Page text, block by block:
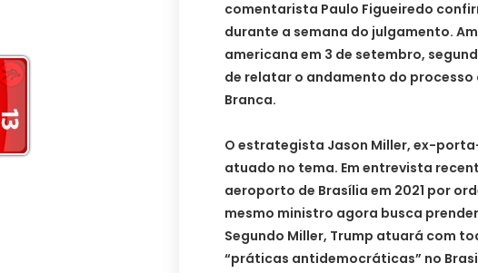
comentarista Paulo Figueiredo
durante a semana do julgamento.
americana em 3 de setembro,
de relatar o andamento do processo
Branca.
O estrategista Jason Miller, ex-
atuado no tema. Em entrevista
aeroporto de Brasília em 2021 por
mesmo ministro agora busca
Segundo Miller, Trump atuará com
“práticas antidemocráticas” no